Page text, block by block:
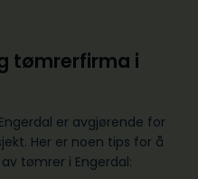
tømrerfirma i
er avgjørende for
Her er noen tips for å
tømrer i Engerdal: